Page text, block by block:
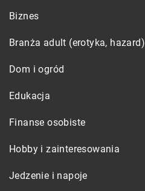
Biznes
Branża adult (erotyka, hazard)
Dom i ogród
Edukacja
Finanse osobiste
Hobby i zainteresowania
Jedzenie i napoje